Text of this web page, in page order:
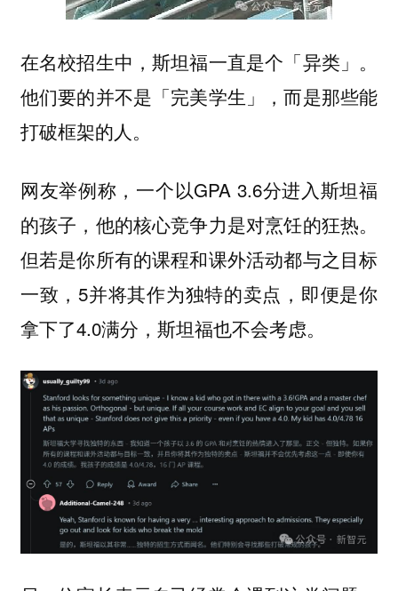
在名校招生中，斯坦福一直是个「异类」。
他们要的并不是「完美学生」，而是那些能
打破框架的人。
网友举例称，一个以GPA 3.6分进入斯坦福
的孩子，他的核心竞争力是对烹饪的狂热。
但若是你所有的课程和课外活动都与之目标
一致，5并将其作为独特的卖点，即便是你
拿下了4.0满分，斯坦福也不会考虑。